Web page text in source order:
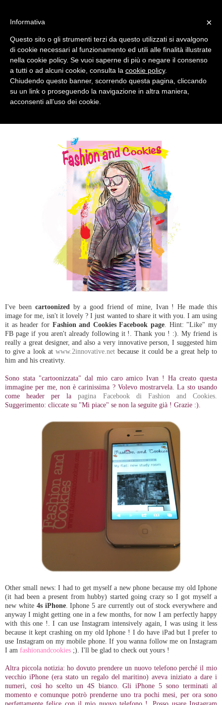
SATURDAY, OCTOBER 27, 2012
I've been cartoonized by a good friend of mine, Ivan ! He made this
image for me, isn't it lovely ? I just wanted to share it with you. I am using
it as header for Fashion and Cookies Facebook page . Hint: "Like" my
FB page if you aren't already following it !. Thank you ! :). My friend is
really a great designer, and also a very innovative person, I suggested him
to give a look atwww.2innovative.net because it could be a great help to
him and his creativty.
Sono stata "cartoonizzata" dal mio caro amico Ivan ! Ha creato questa
immagine per me, non è carinissima ? Volevo mostrarvela. La sto usando
come header per lapagina Facebook di Fashion and Cookies.
Suggerimento: cliccate su "Mi piace" se non la seguite già ! Grazie :).
Other small news: I had to get myself a new phone because my old Iphone
(it had been a present from hubby) started going crazy so I got myself a
new white 4s iPhone. Iphone 5 are currently out of stock everywhere and
anyway I might getting one in a few months, for now I am perfectly happy
with this one !. I can use Instagram intensively again, I was using it less
because it kept crashing on my old Iphone ! I do have iPad but I prefer to
use Instagram on my mobile phone. If you wanna follow me on Instagram
I am fashionandcookies ;). I'll be glad to check out yours !
Altra piccola notizia: ho dovuto prendere un nuovo telefono perché il mio
vecchio iPhone (era stato un regalo del maritino) aveva iniziato a dare i
numeri, così ho scelto un 4S bianco. Gli iPhone 5 sono terminati al
momento e comunque potrò prenderne uno tra pochi mesi, per ora sono
perfettamente felice con il mio nuovo telefono !. Posso usare Instagram
×
Informativa
Questo sito o gli strumenti terzi da questo utilizzati si avvalgono
di cookie necessari al funzionamento ed utili alle finalità illustrate
nella cookie policy. Se vuoi saperne di più o negare il consenso
a tutti o ad alcuni cookie, consulta la cookie policy.
Chiudendo questo banner, scorrendo questa pagina, cliccando
su un link o proseguendo la navigazione in altra maniera,
acconsenti all’uso dei cookie.